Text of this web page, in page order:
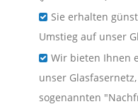
Sie erhalten
Umstieg auf unser
Wir bieten Ihnen
unser
sogenannten